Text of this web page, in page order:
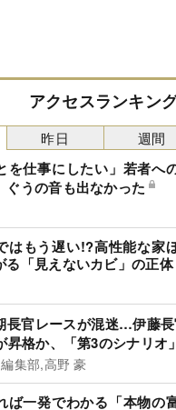
アクセスランキン
を仕事にしたい」若者へ
ぐうの音も出なかった
はもう遅い!?高性能な家
る「見えないカビ」の正体
長官レースが混迷…伊藤長
昇格か、「第3のシナリオ
集部,高野 豪
ば一発でわかる「本物の
昨日 週間